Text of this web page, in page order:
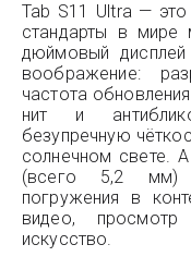
Tab S11 Ultra —
стандарты в мире
дюймовый
воображение:
частота
нит и
безупречную
солнечном свете.
(всего 5,2 мм)
погружения в
видео,
искусство.